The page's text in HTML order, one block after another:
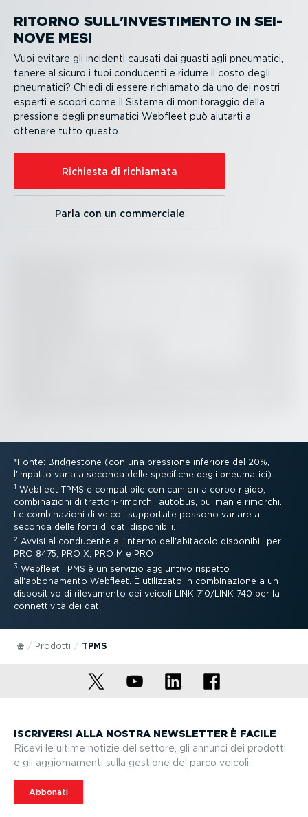
RITORNO SULL'INVESTI­MENTO IN SEI-
NOVE MESI
Vuoi evitare gli incidenti causati dai guasti agli pneumatici,
tenere al sicuro i tuoi conducenti e ridurre il costo degli
pneumatici? Chiedi di essere richiamato da uno dei nostri
esperti e scopri come il Sistema di monito­raggio della
pressione degli pneumatici Webfleet può aiutarti a
ottenere tutto questo.
Richiesta di richiamata
Parla con un commerciale
*Fonte: Bridgestone (con una pressione inferiore del 20%,
l'impatto varia a seconda delle specifiche degli pneumatici)
1 Webfleet TPMS è compatibile con camion a corpo rigido,
combi­na­zioni di tratto­ri-­ri­morchi, autobus, pullman e rimorchi.
Le combi­na­zioni di veicoli supportate possono variare a
seconda delle fonti di dati disponibili.
2 Avvisi al conducente all'interno dell'abitacolo disponibili per
PRO 8475, PRO X, PRO M e PRO i.
3 Webfleet TPMS è un servizio aggiuntivo rispetto
all'abbonamento Webfleet. È utilizzato in combi­na­zione a un
dispositivo di rilevamento dei veicoli LINK 710/LINK 740 per la
connet­tività dei dati.
Prodotti TPMS
ISCRIVERSI ALLA NOSTRA NEWSLETTER È FACILE
Ricevi le ultime notizie del settore, gli annunci dei prodotti
e gli aggior­na­menti sulla gestione del parco veicoli.
Abbonati